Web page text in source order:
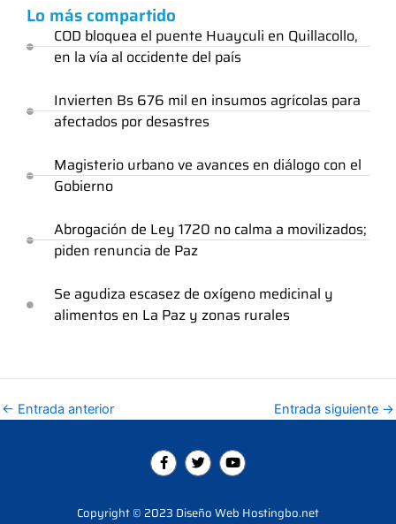
Lo más compartido
COD bloquea el puente Huayculi en Quillacollo,
en la vía al occidente del país
Invierten Bs 676 mil en insumos agrícolas para
afectados por desastres
Magisterio urbano ve avances en diálogo con el
Gobierno
Abrogación de Ley 1720 no calma a movilizados;
piden renuncia de Paz
Se agudiza escasez de oxígeno medicinal y
alimentos en La Paz y zonas rurales
← Entrada anterior Entrada siguiente →
F
a
c
b
T
w
i
t
Y
o
u
u
Copyright © 2023 Diseño Web Hostingbo.net